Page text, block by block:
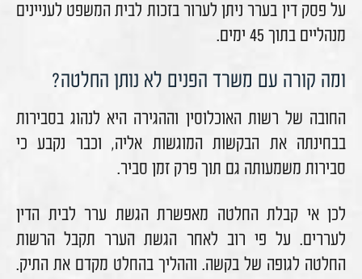
על פסק דין בערר ניתן לערור בזכות לבית המשפט לעניינים
מנהליים בתוך 45 ימים.
ומה קורה עם משרד הפנים לא נותן החלטה?
החובה של רשות האוכלוסין וההגירה היא לנהוג בסבירות
בבחינתה את הבקשות המוגשות אליה, וכבר נקבע כי
סבירות משמעותה גם תוך פרק זמן סביר.
לכן אי קבלת החלטה מאפשרת הגשת ערר לבית הדין
לעררים. על פי רוב לאחר הגשת הערר תקבל הרשות
החלטה לגופה של בקשה. וההליך בהחלט מקדם את התיק.